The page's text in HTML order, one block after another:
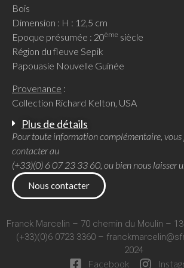
Bois
Dimension : H : 12,5 cm
Epoque présumée : 20ème siècle
Région du fleuve Sepik
Papouasie Nouvelle Guinée
Provenance :
Collection Richard Kelton, USA
Plus de détails
Pour toute information complémentaire, vous
contacter au
(+33)(0) 6 07 23 33 60, ou bien nous laisser
Nous contacter
Franck Marcelin – 70 chemin du Moulin –
(+33)(0)6 0723 3360 –
2024
Facebook